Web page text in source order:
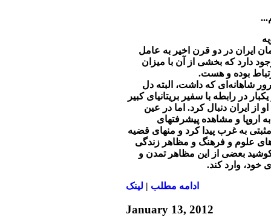
ایران در دو قرن اخیر به عامل
دارد که بخشی از آن با میزان
بوده و هست.
شاهانه‌ای که داشت، البته دل
در رابطه با سفیر بریتانیای کبیر
از ایران دنبال کرد. اما در عین
اروپا و مشاهده پیشرفتهای
به غرب پیدا کرد و منهای قضیه
علوم و فرهنگ و مظاهر زندگی
بعضی از این مظاهر تمدن و
خود، وارد کند.
ادامه مطلب | لينک
January 13, 2012